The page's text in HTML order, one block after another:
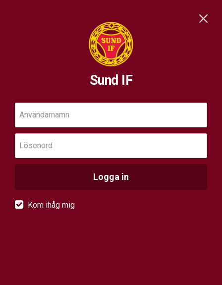
Sund IF
Användarnamn
Lösenord
Logga in
Kom ihåg mig